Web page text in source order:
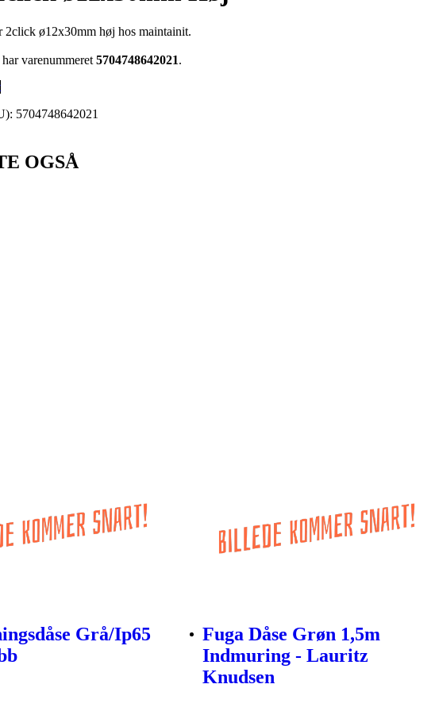
2click ø12x30mm høj hos maintainit.
varenummeret5704748642021.
5704748642021
OGSÅ
Grå/Ip65
Fuga Dåse Grøn 1,5m
Indmuring - Lauritz
Knudsen